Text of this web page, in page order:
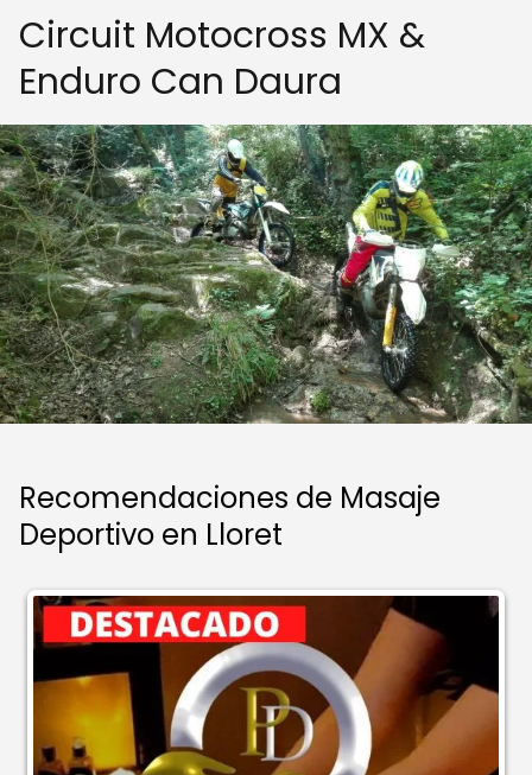
Circuit Motocross MX &
Enduro Can Daura
Recomendaciones de Masaje
Deportivo en Lloret